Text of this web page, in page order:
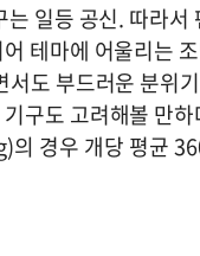
는 일등 공신. 따라
테마에 어울리는
도 부드러운 분위
구도 고려해볼 만
경우 개당 평균